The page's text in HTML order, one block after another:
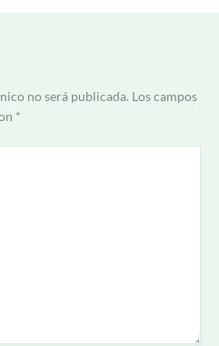
no será publicada. Los campos
*